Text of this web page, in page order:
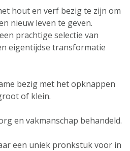
hout en verf bezig te zijn om
nieuw leven te geven.
prachtige selectie van
eigentijdse transformatie
bezig met het opknappen
of klein.
en vakmanschap behandeld.
een uniek pronkstuk voor in